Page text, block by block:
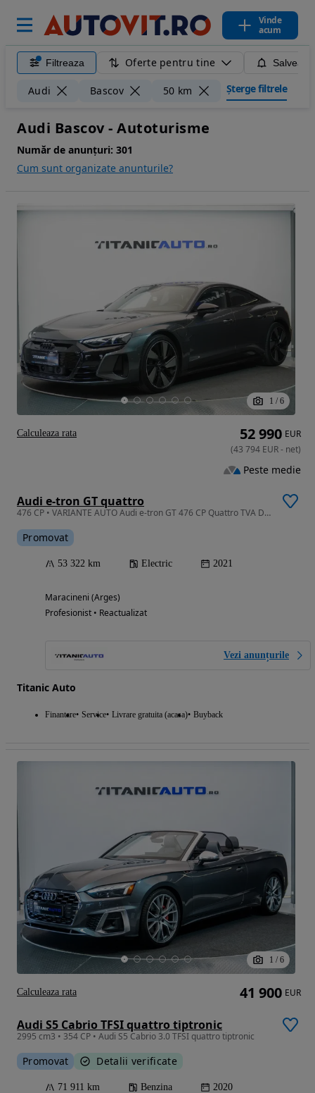
Vinde
acum
Filtreaza Oferte pentru tine
Audi Bascov 50 km Șterge filtrele
Audi Bascov - Autoturisme
Număr de anunțuri: 301
Cum sunt organizate anunturile?
1 / 6
Audi e-tron GT quattro
476 CP • VARIANTE AUTO Audi e-tron GT 476 CP Quattro TVA DEDUCTIBIL Leasing
Promovat
53 322 km Electric 2021
Maracineni (Arges)
Profesionist • Reactualizat
Vezi anunțurile
Titanic Auto
Finantare Service Livrare gratuita (acasa) Buyback
52 990 EUR
(43 794 EUR- net)
Peste medie
Calculeaza rata
1 / 6
Audi S5 Cabrio TFSI quattro tiptronic
2995 cm3 • 354 CP • Audi S5 Cabrio 3.0 TFSI quattro tiptronic
Promovat Detalii verificate
71 911 km Benzina 2020
41 900 EUR
Calculeaza rata